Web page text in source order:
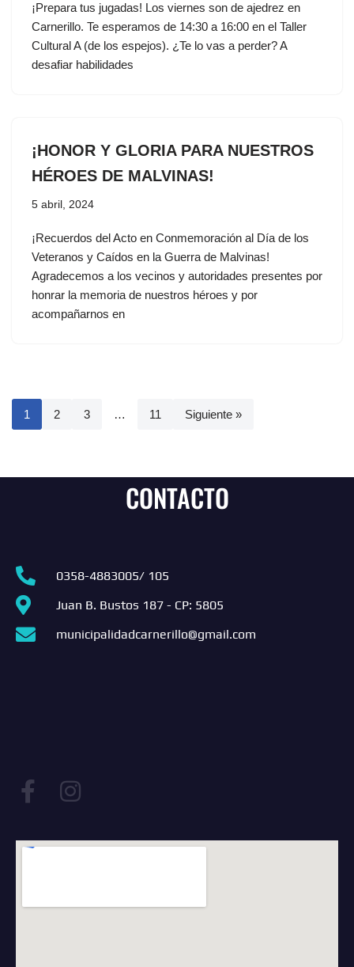
¡Prepara tus jugadas! Los viernes son de ajedrez en
Carnerillo. Te esperamos de 14:30 a 16:00 en el Taller
Cultural A (de los espejos). ¿Te lo vas a perder? A
desafiar habilidades
¡HONOR Y GLORIA PARA NUESTROS
HÉROES DE MALVINAS!
5 abril, 2024
¡Recuerdos del Acto en Conmemoración al Día de los
Veteranos y Caídos en la Guerra de Malvinas!
Agradecemos a los vecinos y autoridades presentes por
honrar la memoria de nuestros héroes y por
acompañarnos en
1 2 3 … 11 Siguiente »
CONTACTO
0358-4883005/ 105
Juan B. Bustos 187 - CP: 5805
municipalidadcarnerillo@gmail.com